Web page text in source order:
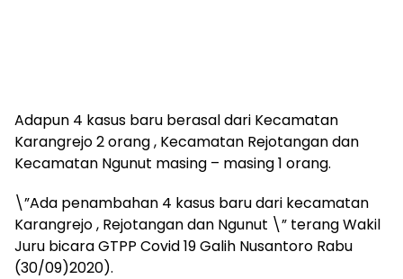
Adapun 4 kasus baru berasal dari Kecamatan
Karangrejo 2 orang , Kecamatan Rejotangan dan
Kecamatan Ngunut masing – masing 1 orang.
\”Ada penambahan 4 kasus baru dari kecamatan
Karangrejo , Rejotangan dan Ngunut \” terang Wakil
Juru bicara GTPP Covid 19 Galih Nusantoro Rabu
(30/09)2020).